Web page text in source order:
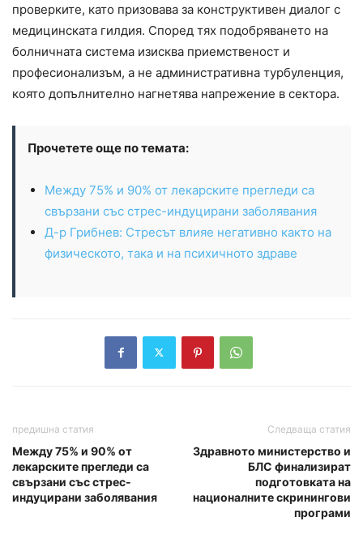
проверките, като призовава за конструктивен диалог с
медицинската гилдия. Според тях подобряването на
болничната система изисква приемственост и
професионализъм, а не административна турбуленция,
която допълнително нагнетява напрежение в сектора.
Прочетете още по темата:
Между 75% и 90% от лекарските прегледи са
свързани със стрес-индуцирани заболявания
Д-р Грибнев: Стресът влияе негативно както на
физическото, така и на психичното здраве
предишна статия
Между 75% и 90% от
лекарските прегледи са
свързани със стрес-
индуцирани заболявания
Следваща статия
Здравното министерство и
БЛС финализират
подготовката на
националните скринингови
програми